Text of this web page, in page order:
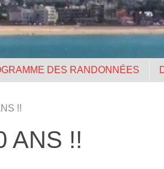
DES RANDONNÉES
!!
ANS !!